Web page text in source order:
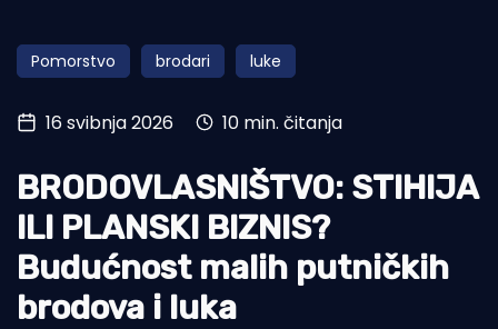
Obala
Otoci
Turizam i nautika
Pomorstvo
Ribolov
Ekologija
Tradicija i kultura
Pomorstvo brodari luke
16 svibnja 2026 10 min. čitanja
BRODOVLASNIŠTVO: STIHIJA
ILI PLANSKI BIZNIS?
Budućnost malih putničkih
brodova i luka